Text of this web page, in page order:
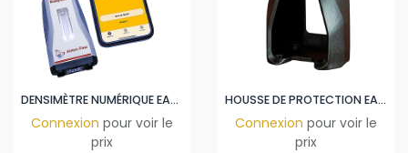
DENSIMÈTRE NUMÉRIQUE EASYDENS
Connexion pour voir le
prix
HOUSSE DE PROTECTION EASYDENS
Connexion pour voir le
prix